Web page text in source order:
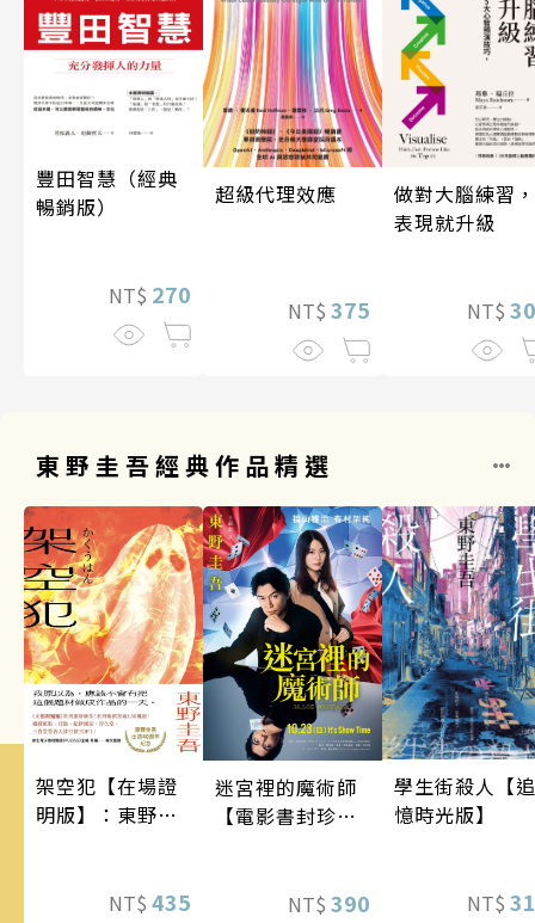
豐田智慧（經典
暢銷版）
NT$ 270
超級代理效應
NT$ 375
做對大腦練習，
表現就升級
NT$
東野圭吾經典作品精選
架空犯【在場證
明版】：東野圭
蝠》系列重磅新
NT$ 435
迷宮裡的魔術師
【電影書封珍藏
NT$ 390
學生街殺人【追
憶時光版】
NT$